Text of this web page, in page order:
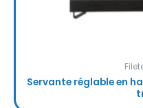
Servante réglable en